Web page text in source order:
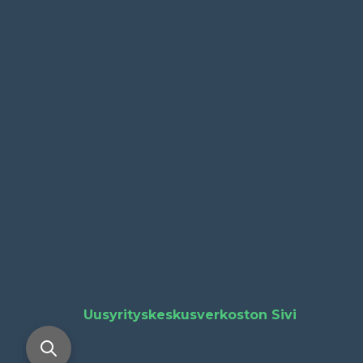
Uusyrityskeskusverkoston Sivi